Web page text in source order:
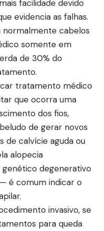
facilidade devido
evidencia as falhas.
normalmente cabelos
somente em
de 30% do
tratamento médico
que ocorra uma
dos fios,
de gerar novos
de calvície aguda ou
alopecia
degenerativo
é comum indicar o
invasivo, se
para queda